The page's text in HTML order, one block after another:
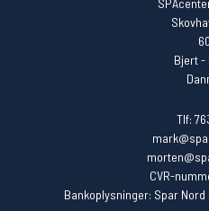
Bjert -
Tlf:
CVR-
Bankoplysninger: Spar Nord